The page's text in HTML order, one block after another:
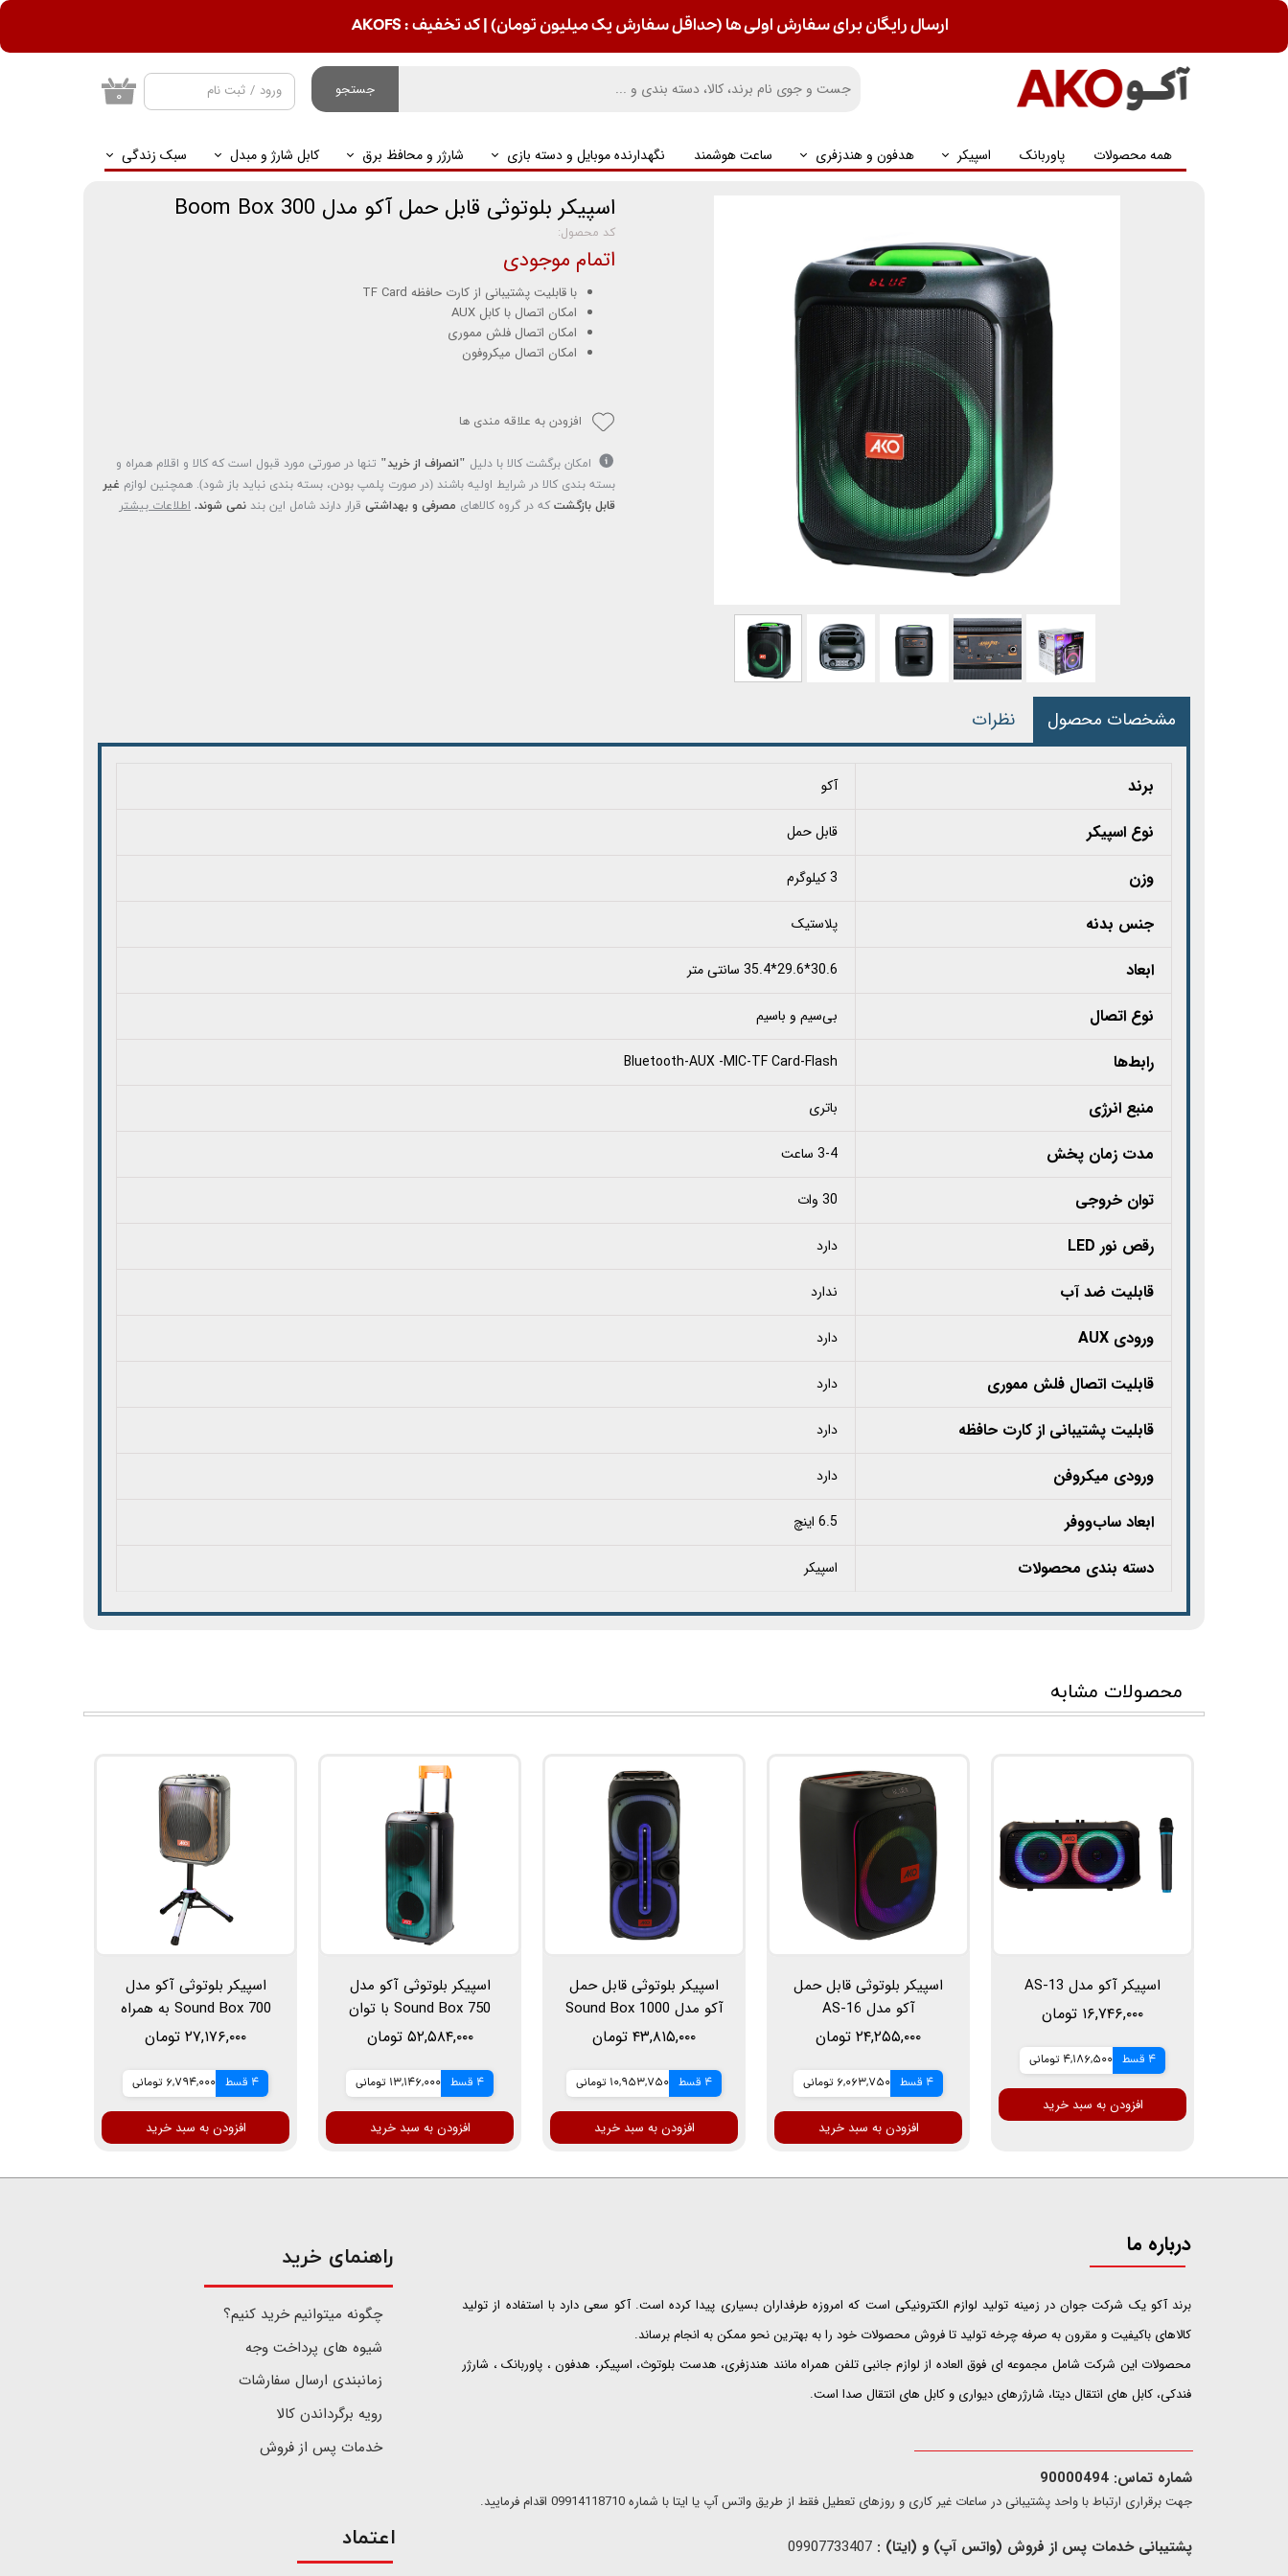
جستجو
همه محصولات پاوربانک اسپیکر هدفون و هندزفری ساعت هوشمند نگهدارنده موبایل و دسته بازی شارژر و محافظ برق کابل شارژ و مبدل سبک زندگی
ورود / ثبت نام
تغییر گذر واژه
۰
ارسال رایگان برای سفارش اولی ها (حداقل سفارش یک میلیون تومان) | کد تخفیف : AKOFS
اسپیکر بلوتوثی قابل حمل آکو مدل Boom Box 300
کد محصول:
اتمام موجودی
با قابلیت پشتیبانی از کارت حافظه TF Card
امکان اتصال با کابل AUX
امکان اتصال فلش مموری
امکان اتصال میکروفون
افزودن به علاقه مندی ها
امکان برگشت کالا با دلیل "انصراف از خرید" تنها در صورتی مورد قبول است که کالا و اقلام همراه و
بسته بندی کالا در شرایط اولیه باشند (در صورت پلمپ بودن، بسته بندی نباید باز شود). همچنین لوازم غیر
قابل بازگشت که در گروه کالاهای مصرفی و بهداشتی قرار دارند شامل این بند نمی شوند. اطلاعات بیشتر
مشخصات محصول نظرات
برند آکو
نوع اسپیکر قابل حمل
وزن 3 کیلوگرم
جنس بدنه پلاستیک
ابعاد 30.6*29.6*35.4 سانتی متر
نوع اتصال بی‌سیم و باسیم
رابط‌ها Bluetooth-AUX -MIC-TF Card-Flash
منبع انرژی باتری
مدت زمان پخش 3-4 ساعت
توان خروجی 30 وات
رقص نور LED دارد
قابلیت ضد آب ندارد
ورودی AUX دارد
قابلیت اتصال فلش مموری دارد
قابلیت پشتیبانی از کارت‌ حافظه دارد
ورودی میکروفن دارد
ابعاد ساب‌ووفر 6.5 اینچ
دسته بندی محصولات اسپیکر
محصولات مشابه
اسپیکر آکو مدل AS-13
۱۶,۷۴۶,۰۰۰ تومان
4 قسط 4,186,500 تومانی
افزودن به سبد خرید
اسپیکر بلوتوثی قابل حمل
آکو مدل AS-16
۲۴,۲۵۵,۰۰۰ تومان
4 قسط 6,063,750 تومانی
افزودن به سبد خرید
اسپیکر بلوتوثی قابل حمل
آکو مدل Sound Box 1000
۴۳,۸۱۵,۰۰۰ تومان
4 قسط 10,953,750 تومانی
افزودن به سبد خرید
اسپیکر بلوتوثی آکو مدل
Sound Box 750 با توان
خروجی 60 وات به همراه۵۲,۵۸۴,۰۰۰ تومان
4 قسط 13,146,000 تومانی
افزودن به سبد خرید
اسپیکر بلوتوثی آکو مدل
Sound Box 700 به همراه
پایه نگهدارنده اسپیکر با
۲۷,۱۷۶,۰۰۰ تومان
4 قسط 6,794,000 تومانی
افزودن به سبد خرید
درباره ما
​​​​​​​برند آکو یک شرکت جوان در زمینه تولید لوازم الکترونیکی است که امروزه طرفداران بسیاری پیدا کرده است. آکو سعی دارد با استفاده از تولید
کالاهای باکیفیت و مقرون به صرفه چرخه تولید تا فروش محصولات خود را به بهترین نحو ممکن به انجام برساند.
محصولات این شرکت شامل مجموعه ای فوق العاده از لوازم جانبی تلفن همراه مانند هندزفری، هدست بلوتوث، اسپیکر، هدفون ، پاوربانک ، شارژر
فندکی، کابل های انتقال دیتا، شارژرهای دیواری و کابل های انتقال صدا است.
شماره تماس: 90000494
​​جهت برقراری ارتباط با واحد پشتیبانی در ساعات غیر کاری و روزهای تعطیل فقط از طریق واتس آپ یا ایتا با شماره 09914118710 اقدام فرمایید.
پشتیبانی خدمات پس از فروش (واتس آپ) و (ایتا) :
​راهنمای خرید
چگونه میتوانیم خرید کنیم؟
شیوه های پرداخت وجه
زمانبندی ارسال سفارشات
رویه برگرداندن کالا
خدمات پس از فروش
اعتماد